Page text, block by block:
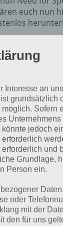
euch nun
Interesse an
grundsätzlich
Sofern
jedoch
und
Grundlage,
Person ein.
oder
mit der
den für uns